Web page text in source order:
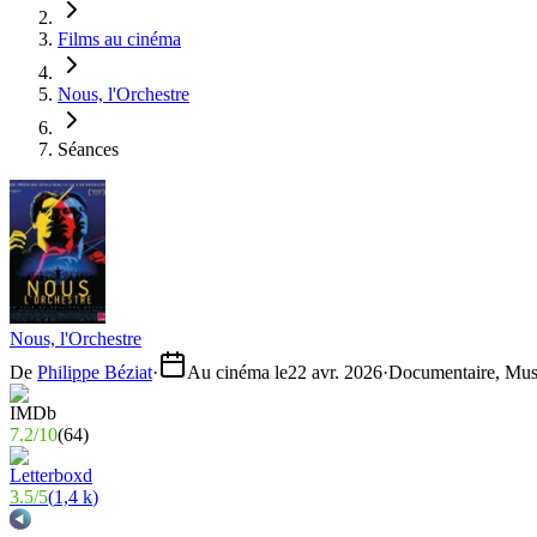
Films au cinéma
Nous, l'Orchestre
Séances
Nous, l'Orchestre
De Philippe Béziat· Au cinéma le22 avr. 2026·Documentaire,
7.2/10(64)
3.5/5(1,4 k)